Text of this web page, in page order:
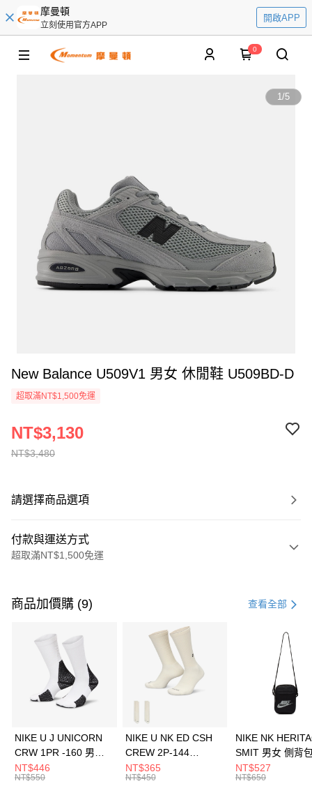
摩曼頓
立刻使用官方APP
開啟APP
0
1/5
New Balance U509V1 男女 休閒鞋 U509BD-D
超取滿NT$1,500免運
NT$3,480
NT$3,130
請選擇商品選項
付款與運送方式
超取滿NT$1,500免運
信用卡一次付款
3 期 0 利率 每期 21家銀行
合作金庫商業銀行
第一商業銀行
華南商業銀行
彰化商業銀行
上海商業儲蓄銀行
元大商業銀行
Apple Pay
全盈+PAY
AFTEE先享後付
商品加價購 (9) 查看全部
NIKE U J UNICORN
CRW 1PR -160 男女
中統襪 FZ3393100
NT$446
NT$550
NIKE U NK ED CSH
CREW 2P-144
EMBRDY 男女 短統襪
FZ3073133
NT$365
NT$450
NIKE NK
SMIT 男女 側背
BA5871010
NT$527
NT$650